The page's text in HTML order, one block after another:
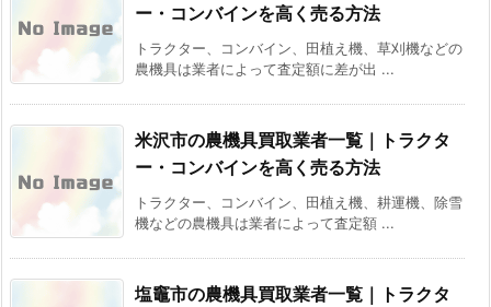
ー・コンバインを高く売る方法
トラクター、コンバイン、田植え機、草刈機などの
農機具は業者によって査定額に差が出 ...
米沢市の農機具買取業者一覧｜トラクタ
ー・コンバインを高く売る方法
トラクター、コンバイン、田植え機、耕運機、除雪
機などの農機具は業者によって査定額 ...
塩竈市の農機具買取業者一覧｜トラクタ